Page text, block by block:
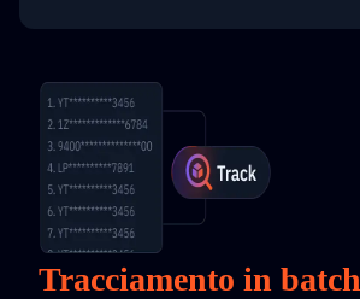
Tracciamento in batch